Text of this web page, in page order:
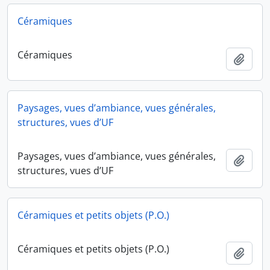
Céramiques
Céramiques
Paysages, vues d’ambiance, vues générales,
structures, vues d’UF
Paysages, vues d’ambiance, vues générales,
structures, vues d’UF
Céramiques et petits objets (P.O.)
Céramiques et petits objets (P.O.)